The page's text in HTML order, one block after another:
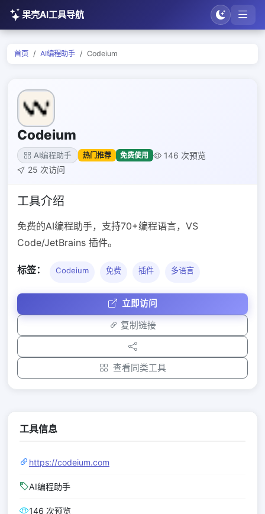
果壳AI工具导航
首页 AI编程助手 Codeium
Codeium
AI编程助手 热门推荐 免费使用
146 次预览
25 次访问
工具介绍
免费的AI编程助手，支持70+编程语言，VS
Code/JetBrains 插件。
标签： Codeium 免费 插件 多语言
立即访问
复制链接
查看同类工具
工具信息
https://codeium.com
AI编程助手
146 次预览